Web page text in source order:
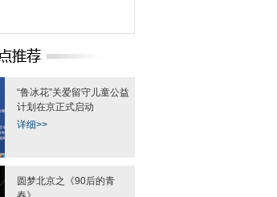
日-17日
“鲁冰花”关爱留守儿童公益
计划在京正式启动
详细>>
圆梦北京之《90后的青